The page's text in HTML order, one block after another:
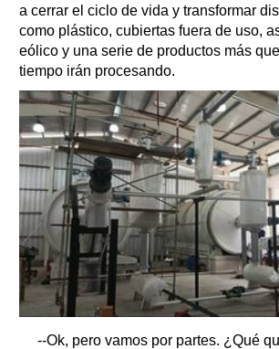
a cerrar el ciclo de vida y transformar
como plástico, cubiertas fuera de uso,
eólico y una serie de productos más
tiempo irán procesando.
--Ok, pero vamos por partes. ¿Qué